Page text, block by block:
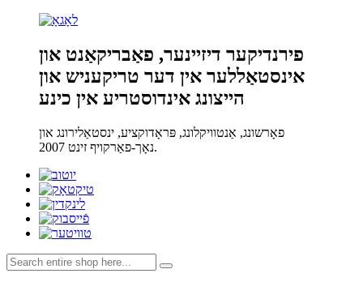
פירנדיקער דיזיינער, פאַבריקאַנט און
אינסטאַללער אין דער טריקעניש און
הייצונג אינדוסטריע אין כינע
פאָרשונג, אַנטוויקלונג, פּראָדוקציע, ינסטאַלירונג און
נאָך-פאַרקויף זינט 2007.